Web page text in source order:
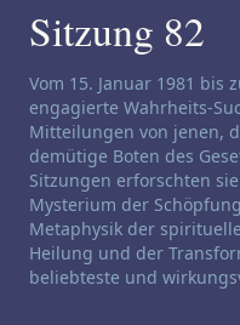
Sitzung 82
Haftungsausschluss
Vom 15. Januar 1981 bis
engagierte Wahrheits-
Mitteilungen von jenen,
demütige Boten des
Sitzungen erforschten
Mysterium der
Metaphysik der
Heilung und der
beliebteste und